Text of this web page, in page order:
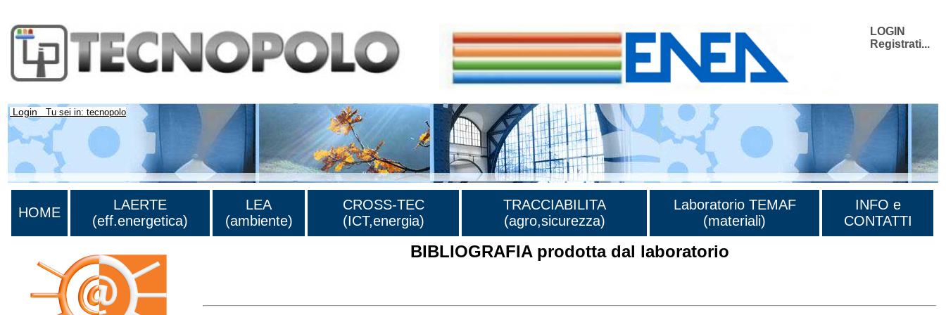
LOGIN
Registrati...
Login Tu sei in: tecnopolo
HOME
LAERTE
(eff.energetica)
LEA
(ambiente)
CROSS-TEC
(ICT,energia)
TRACCIABILITA
(agro,sicurezza)
Laboratorio TEMAF
(materiali)
INFO e
CONTATTI
BIBLIOGRAFIA prodotta dal laboratorio